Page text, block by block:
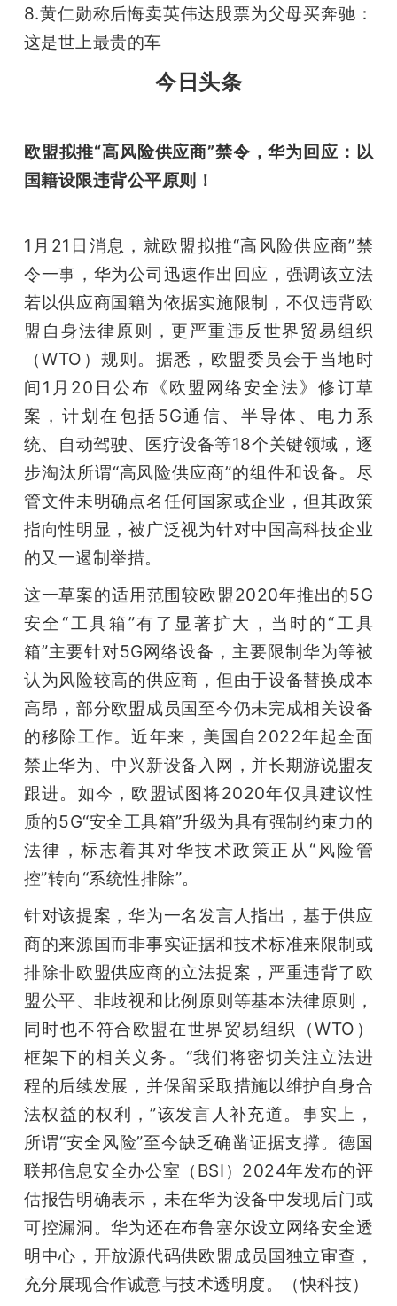
搞
8.黄仁勋称后悔卖英伟达股票为父母买奔驰：
这是世上最贵的车
今日头条
欧盟拟推“高风险供应商”禁令，华为回应：以
国籍设限违背公平原则！
1月21日消息，就欧盟拟推“高风险供应商”禁
令一事，华为公司迅速作出回应，强调该立法
若以供应商国籍为依据实施限制，不仅违背欧
盟自身法律原则，更严重违反世界贸易组织
（WTO）规则。据悉，欧盟委员会于当地时
间1月20日公布《欧盟网络安全法》修订草
案，计划在包括5G通信、半导体、电力系
统、自动驾驶、医疗设备等18个关键领域，逐
步淘汰所谓“高风险供应商”的组件和设备。尽
管文件未明确点名任何国家或企业，但其政策
指向性明显，被广泛视为针对中国高科技企业
的又一遏制举措。
这一草案的适用范围较欧盟2020年推出的5G
安全“工具箱”有了显著扩大，当时的“工具
箱”主要针对5G网络设备，主要限制华为等被
认为风险较高的供应商，但由于设备替换成本
高昂，部分欧盟成员国至今仍未完成相关设备
的移除工作。近年来，美国自2022年起全面
禁止华为、中兴新设备入网，并长期游说盟友
跟进。如今，欧盟试图将2020年仅具建议性
质的5G“安全工具箱”升级为具有强制约束力的
法律，标志着其对华技术政策正从“风险管
控”转向“系统性排除”。
针对该提案，华为一名发言人指出，基于供应
商的来源国而非事实证据和技术标准来限制或
排除非欧盟供应商的立法提案，严重违背了欧
盟公平、非歧视和比例原则等基本法律原则，
同时也不符合欧盟在世界贸易组织（WTO）
框架下的相关义务。“我们将密切关注立法进
程的后续发展，并保留采取措施以维护自身合
法权益的权利，”该发言人补充道。事实上，
所谓“安全风险”至今缺乏确凿证据支撑。德国
联邦信息安全办公室（BSI）2024年发布的评
估报告明确表示，未在华为设备中发现后门或
可控漏洞。华为还在布鲁塞尔设立网络安全透
明中心，开放源代码供欧盟成员国独立审查，
充分展现合作诚意与技术透明度。（快科技）